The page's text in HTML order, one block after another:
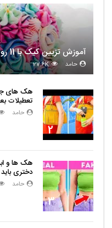
آموزش تزیین کیک با 11 روش متفاوت
حامد 27.6K
2
هک های
تعطیلات
حامد
3
هک ها و
دختری باید
حامد